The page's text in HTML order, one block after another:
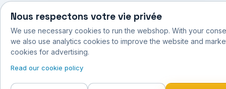
Nous respectons votre vie privée
We use necessary cookies to run the webshop. With your
we also use analytics cookies to improve the website and
cookies for advertising.
Read our cookie policy